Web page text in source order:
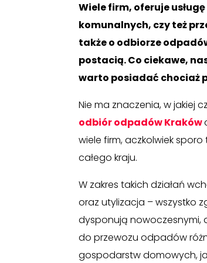
Wiele firm, oferuje
komunalnych, czy też
także o odbiorze
postacią. Co ciekawe,
warto posiadać chociaż
Nie ma znaczenia, w jakiej
odbiór odpadów Kraków
wiele firm, aczkolwiek
całego kraju.
W zakres takich działań
oraz utylizacja – wszystko
dysponują nowoczesnymi,
do przewozu odpadów
gospodarstw domowych,